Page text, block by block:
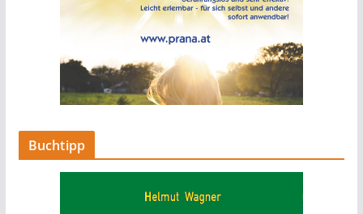
Buchtipp